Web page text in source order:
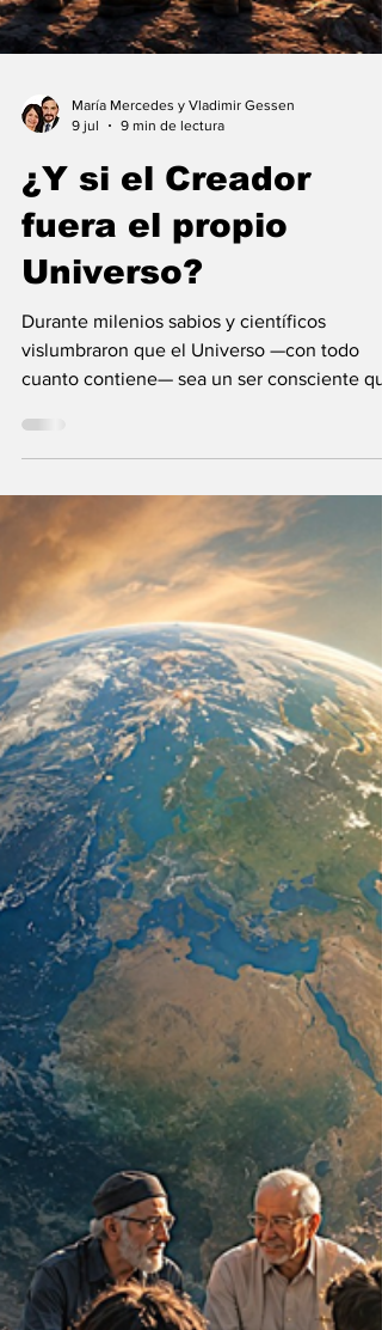
María Mercedes y Vladimir Gessen
9 jul
9 min de lectura
¿Y si el Creador
fuera el propio
Universo?
vislumbraron que el Universo —con todo
cuanto contiene— sea un ser consciente
se creó a sí mismo